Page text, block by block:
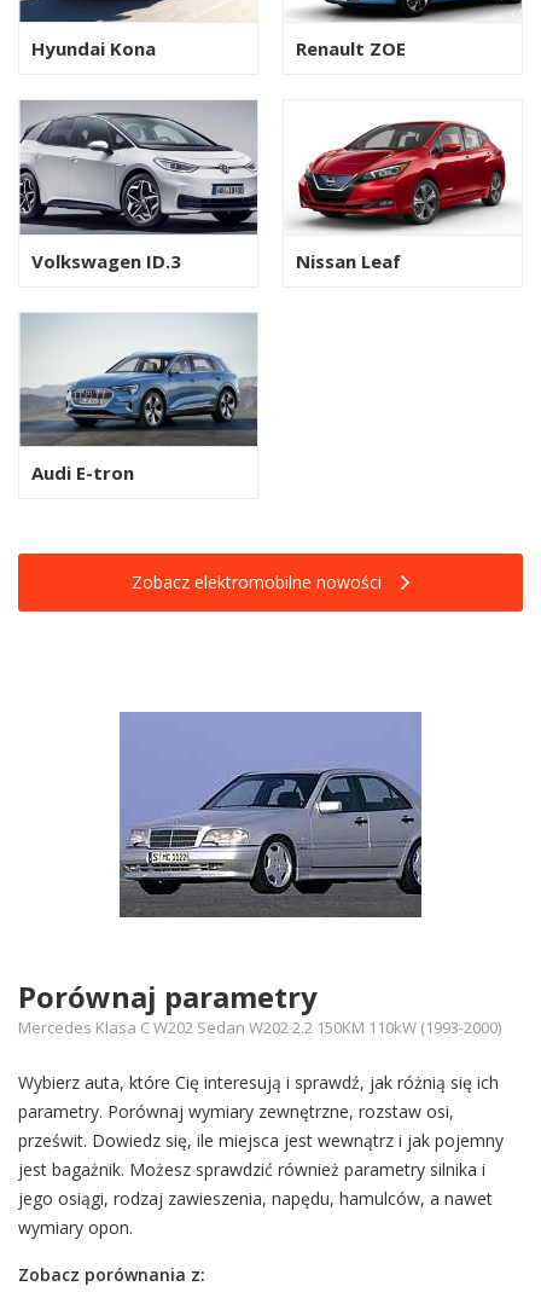
Hyundai Kona Renault ZOE
Volkswagen ID.3 Nissan Leaf
Audi E-tron
Zobacz elektromobilne nowości
Porównaj parametry
Mercedes Klasa C W202 Sedan W202 2.2 150KM 110kW (1993-2000)
Wybierz auta, które Cię interesują i sprawdź, jak różnią się ich
parametry. Porównaj wymiary zewnętrzne, rozstaw osi,
prześwit. Dowiedz się, ile miejsca jest wewnątrz i jak pojemny
jest bagażnik. Możesz sprawdzić również parametry silnika i
jego osiągi, rodzaj zawieszenia, napędu, hamulców, a nawet
wymiary opon.
Zobacz porównania z: